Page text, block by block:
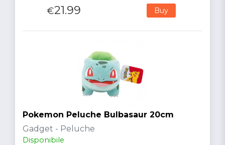
€21.99 Buy
Pokemon Peluche Bulbasaur 20cm
Gadget - Peluche
Disponibile